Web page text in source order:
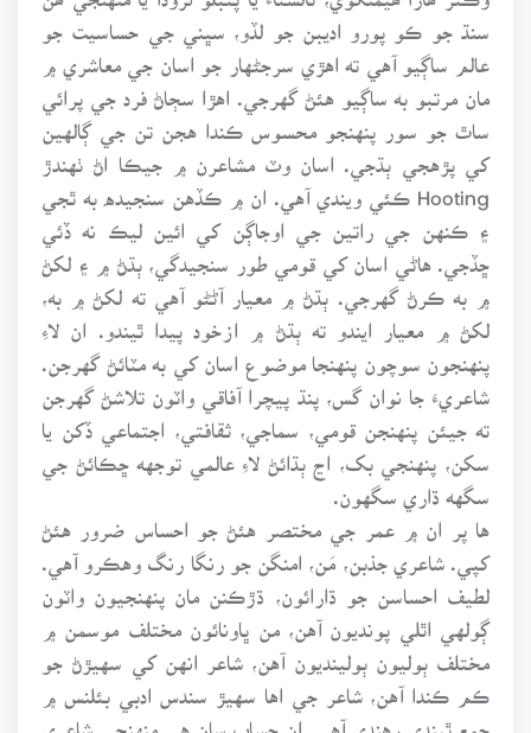
سنڌ جو ڪو پورو اديبن جو لڏو، سڀني جي حساسيت جو
عالم ساڳيو آهي ته اهڙي سرجڻهار جو اسان جي معاشري ۾
مان مرتبو به ساڳيو هئڻ گهرجي. اهڙا سڄاڻ فرد جي پرائي
ساٿ جو سور پنهنجو محسوس ڪندا هجن تن جي ڳالهين
کي پڙهجي ٻڌجي. اسان وٽ مشاعرن ۾ جيڪا اڻ ٺهندڙ
Hooting ڪئي ويندي آهي. ان ۾ ڪڏهن سنجيده به ٿجي
۽ ڪنهن جي راتين جي اوجاڳن کي ائين ليڪ نه ڏئي
ڇڏجي. هاڻي اسان کي قومي طور سنجيدگي، ٻڌڻ ۾ ۽ لکڻ
۾ به ڪرڻ گهرجي. ٻڌڻ ۾ معيار آڻڻو آهي ته لکڻ ۾ به،
لکڻ ۾ معيار ايندو ته ٻڌڻ ۾ ازخود پيدا ٿيندو. ان لاءِ
پنهنجون سوچون پنهنجا موضوع اسان کي به مٽائڻ گهرجن.
شاعريءَ جا نوان گس، پنڌ پيچرا آفاقي واٽون تلاشڻ گهرجن
ته جيئن پنهنجن قومي، سماجي، ثقافتي، اجتماعي ڏکن يا
سکن، پنهنجي بک، اڃ ٻڌائڻ لاءِ عالمي توجهه ڇڪائڻ جي
سگهه ڌاري سگهون.
ها پر ان ۾ عمر جي مختصر هئڻ جو احساس ضرور هئڻ
کپي. شاعري جذبن، مَن، امنگن جو رنگا رنگ وهڪرو آهي.
لطيف احساسن جو ڌارائون، ڌڙڪنن مان پنهنجيون واٽون
ڳولهي اٿلي پونديون آهن، من ڀاونائون مختلف موسمن ۾
مختلف ٻوليون ٻولينديون آهن، شاعر انهن کي سهيڙڻ جو
ڪم ڪندا آهن، شاعر جي اها سهيڙ سندس ادبي بئلنس ۾
جمع ٿيندي رهندي آهي. ان حساب سان هي منهنجي شاعري